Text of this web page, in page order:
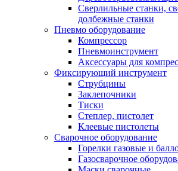
Сверлильные станки,
долбежные станки
Пневмо оборудование
Компрессор
Пневмоинструмент
Аксессуары для
Фиксирующий инструмент
Струбцины
Заклепочники
Тиски
Степлер, пистолет
Клеевые пистолеты
Сварочное оборудование
Горелки газовые и
Газосварочное